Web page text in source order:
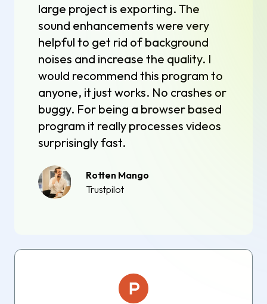
large project is exporting. The
sound enhancements were very
helpful to get rid of background
noises and increase the quality. I
would recommend this program to
anyone, it just works. No crashes or
buggy. For being a browser based
program it really processes videos
surprisingly fast.
Rotten Mango
Trustpilot